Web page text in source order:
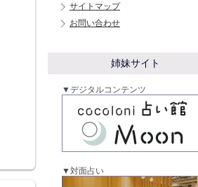
サイトマップ
お問い合わせ
姉妹サイト
▼デジタルコンテンツ
▼対面占い